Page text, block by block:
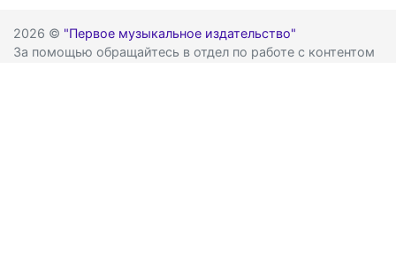
2026 © "Первое музыкальное издательство"
За помощью обращайтесь в отдел по работе с контентом